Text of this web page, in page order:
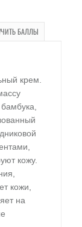
БАЛЛЫ
крем.
кожу.
кожи,
на